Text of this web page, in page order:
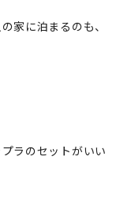
家に泊まるのも、
ラのセットがいい